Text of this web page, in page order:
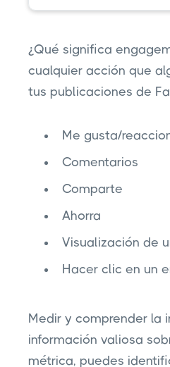
¿Qué significa
cualquier acción que
tus publicaciones de
Me gusta/
Comentarios
Comparte
Ahorra
Visualización de
Hacer clic en un
Medir y comprender la
información valiosa
métrica, puedes